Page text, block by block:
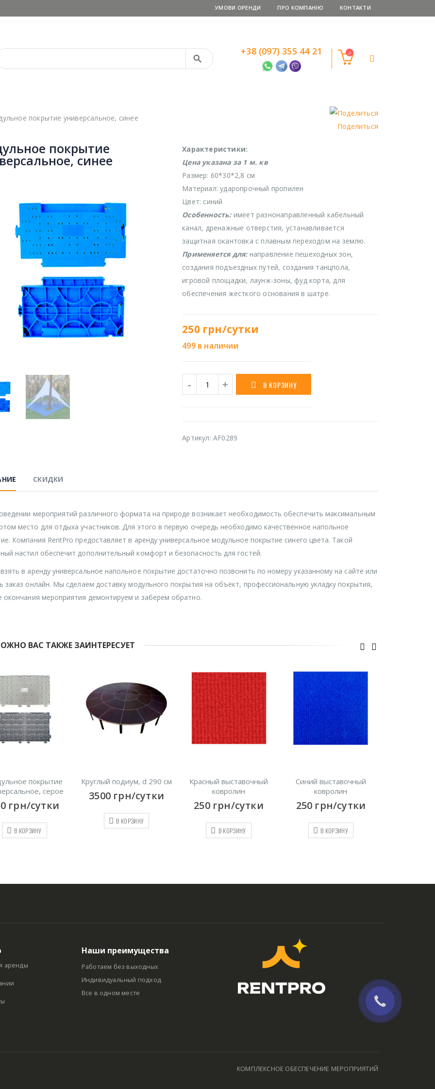
УМОВИ ОРЕНДИ ПРО КОМПАНІЮ КОНТАКТИ
Search Button +38 (097) 355 44 21
покрытие универсальное, синее
Поделиться
покрытие
синее
Характеристики:
Цена указана за 1 м. кв
Размер: 60*30*2,8 см
Материал: ударопрочный пропилен
Цвет: синий
Особенность:имеет разнонаправленный кабельный
канал, дренажные отверстия, устанавливается
защитная окантовка с плавным переходом на землю.
Применяется для: направление пешеходных зон,
создания подъездных путей, создания танцпола,
игровой площадки, лаунж-зоны, фуд корта, для
обеспечения жесткого основания в шатре.
250 грн/сутки
499 в наличии
В КОРЗИНУ
Артикул:AF0289
СКИДКИ
мероприятий различного формата на природе возникает необходимость обеспечить максимальным
место для отдыха участников. Для этого в первую очередь необходимо качественное напольное
Компания RentPro предоставляет в аренду универсальное модульное покрытие синего цвета. Такой
настил обеспечит дополнительный комфорт и безопасность для гостей.
в аренду универсальное напольное покрытие достаточно позвонить по номеру указанному на сайте или
заказ онлайн. Мы сделаем доставку модульного покрытия на объект, профессиональную укладку покрытия,
окончания мероприятия демонтируем и заберем обратно.
ВАС ТАКЖЕ ЗАИНТЕРЕСУЕТ
подиум, d 290 см
грн/сутки
В КОРЗИНУ
Красный выставочный
ковролин
грн/сутки
В КОРЗИНУ
Синий выставочный
ковролин
250грн/сутки
В КОРЗИНУ
Розовый выставочный
ковролин
250грн/сутки
В КОРЗИНУ
аренды
Наши преимущества
Работаем без выходных
Индивидуальный подход
Все в одном месте
КОМПЛЕКСНОЕ ОБЕСПЕЧЕНИЕ МЕРОПРИЯТИЙ